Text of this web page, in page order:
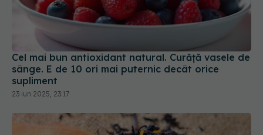
Cel mai bun antioxidant natural. Curăță vasele de
sânge. E de 10 ori mai puternic decât orice
supliment
23 iun 2025, 23:17